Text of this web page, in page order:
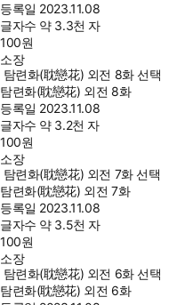
등록일 2023.11.08
글자수 약 3.3천 자
100원
소장
탐련화(耽戀花) 외전 8화 선택
탐련화(耽戀花) 외전 8화
등록일 2023.11.08
글자수 약 3.2천 자
100원
소장
탐련화(耽戀花) 외전 7화 선택
탐련화(耽戀花) 외전 7화
등록일 2023.11.08
글자수 약 3.5천 자
100원
소장
탐련화(耽戀花) 외전 6화 선택
탐련화(耽戀花) 외전 6화